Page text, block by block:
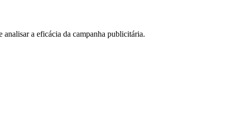
analisar a eficácia da campanha publicitária.